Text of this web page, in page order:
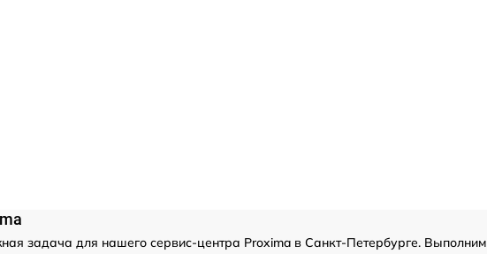
задача для нашего сервис-центра Proxima в Санкт-Петербурге.